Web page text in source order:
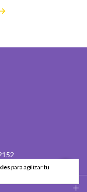
para agilizar tu